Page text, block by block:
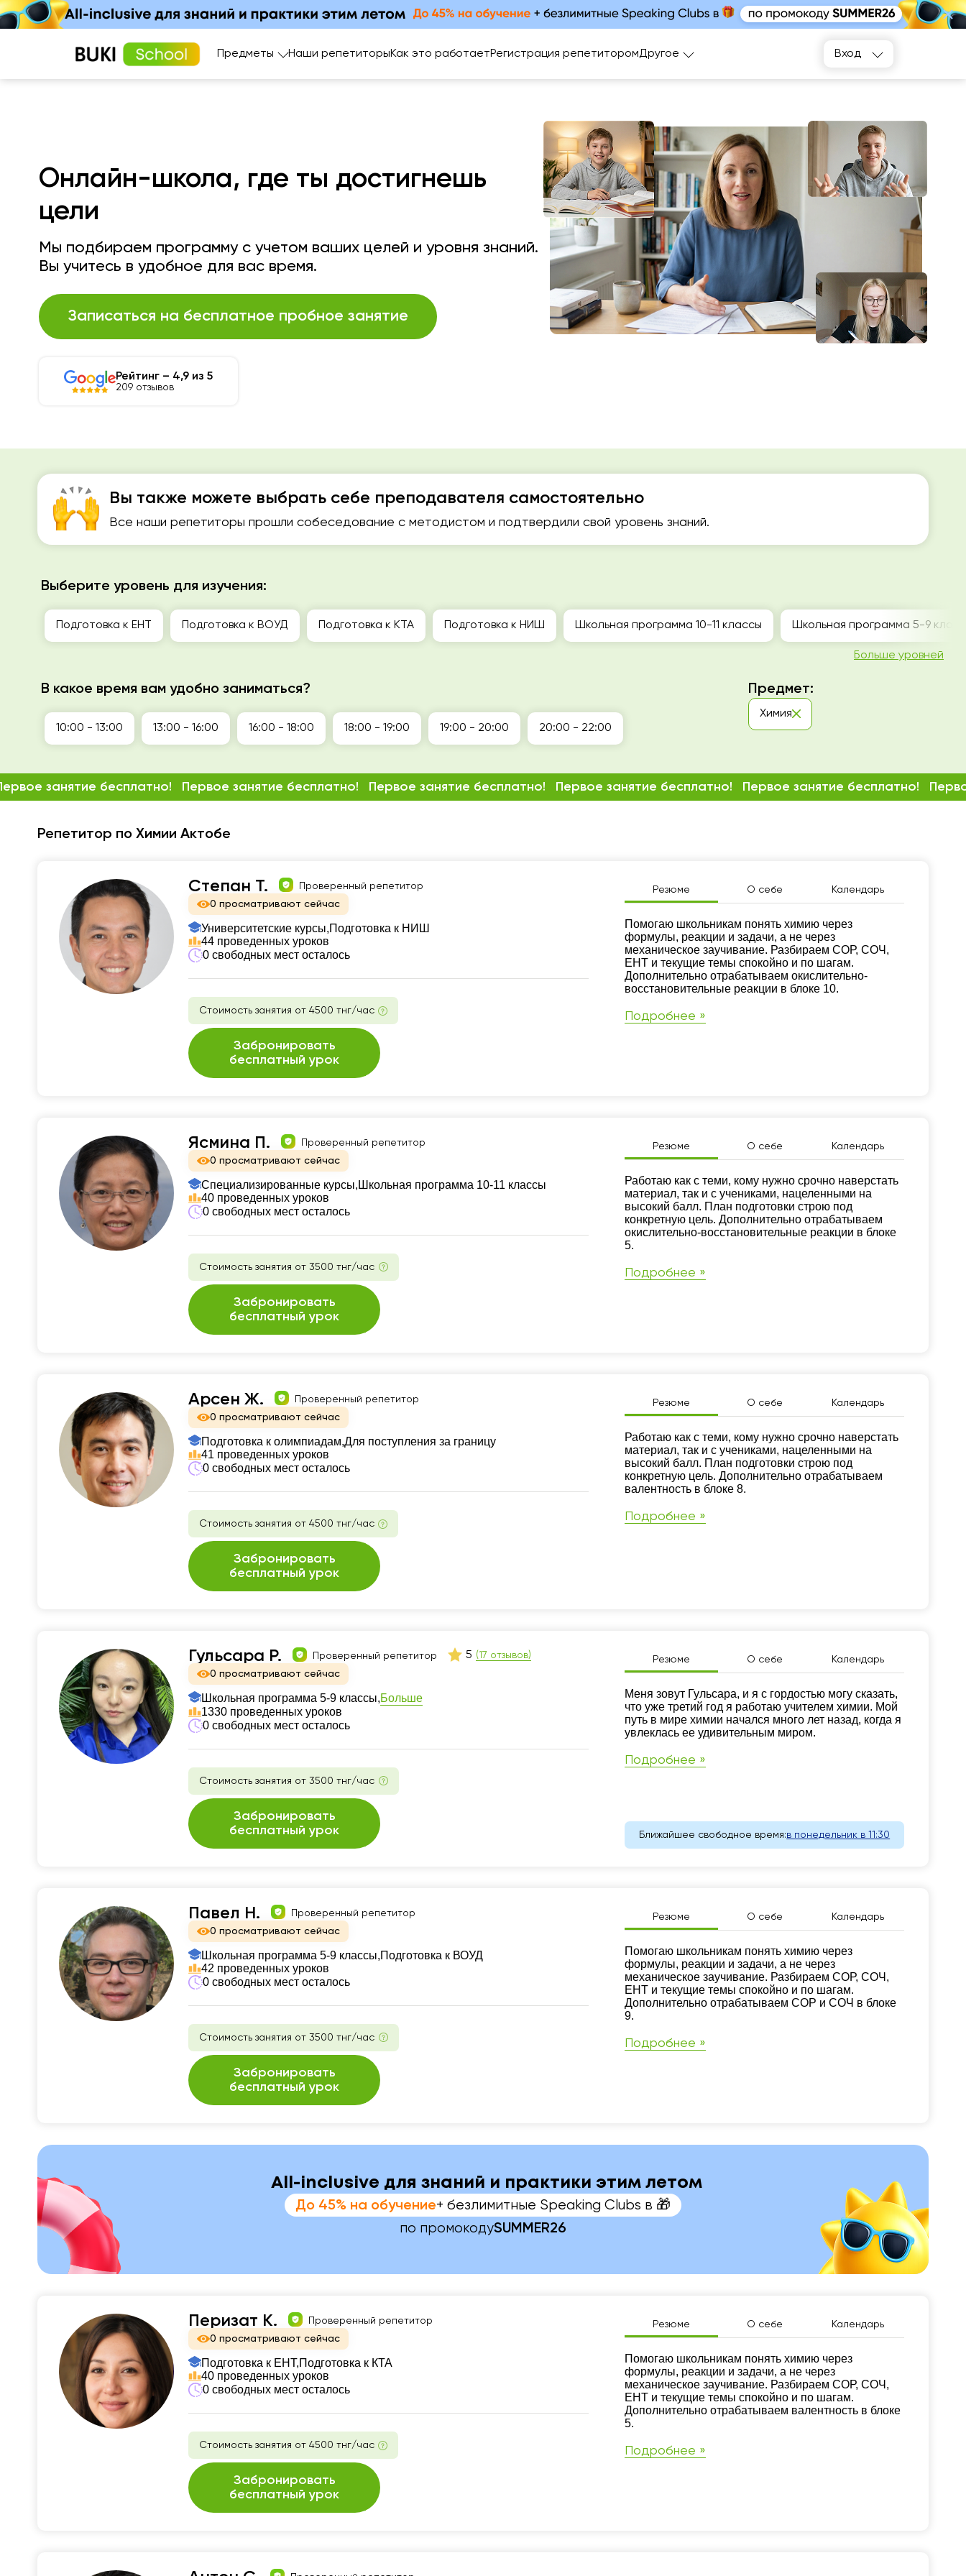
Предметы Наши репетиторыКак это работаетРегистрация репетиторомДругое Вход
Репетитор по Химии Актобе
Степан Т.
Проверенный репетитор
0 просматривают сейчас
Университетские курсы,Подготовка к НИШ
44 проведенных уроков
0 свободных мест осталось
Стоимость занятия от 4500 тнг/час
Забронировать
бесплатный урок
Резюме О себе Календарь
Резюме
Помогаю школьникам понять химию через
формулы, реакции и задачи, а не через
механическое заучивание. Разбираем СОР, СОЧ,
ЕНТ и текущие темы спокойно и по шагам.
Дополнительно отрабатываем окислительно-
восстановительные реакции в блоке 10.
Подробнее »
Ясмина П.
Проверенный репетитор
0 просматривают сейчас
Специализированные курсы, Школьная программа 10-11 классы
40 проведенных уроков
0 свободных мест осталось
Стоимость занятия от 3500 тнг/час
Забронировать
бесплатный урок
Резюме О себе Календарь
Резюме
Работаю как с теми, кому нужно срочно наверстать
материал, так и с учениками, нацеленными на
высокий балл. План подготовки строю под
конкретную цель. Дополнительно отрабатываем
окислительно-восстановительные реакции в блоке
5.
Подробнее »
Арсен Ж.
Проверенный репетитор
0 просматривают сейчас
Подготовка к олимпиадам,Для поступления за границу
41 проведенных уроков
0 свободных мест осталось
Стоимость занятия от 4500 тнг/час
Забронировать
бесплатный урок
Резюме О себе Календарь
Резюме
Работаю как с теми, кому нужно срочно наверстать
материал, так и с учениками, нацеленными на
высокий балл. План подготовки строю под
конкретную цель. Дополнительно отрабатываем
валентность в блоке 8.
Подробнее »
Гульсара Р. Проверенный репетитор 5 (17 отзывов)
0 просматривают сейчас
Школьная программа 5-9 классы,Больше
1330 проведенных уроков
0 свободных мест осталось
Стоимость занятия от 3500 тнг/час
Забронировать
бесплатный урок
Резюме О себе Календарь
Резюме
Меня зовут Гульсара, и я с гордостью могу сказать,
что уже третий год я работаю учителем химии. Мой
путь в мире химии начался много лет назад, когда я
увлеклась ее удивительным миром.
Подробнее »
Ближайшее свободное время:в понедельник в 11:30
Павел Н.
Проверенный репетитор
0 просматривают сейчас
Школьная программа 5-9 классы,Подготовка к ВОУД
42 проведенных уроков
0 свободных мест осталось
Стоимость занятия от 3500 тнг/час
Забронировать
бесплатный урок
Резюме О себе Календарь
Резюме
Помогаю школьникам понять химию через
формулы, реакции и задачи, а не через
механическое заучивание. Разбираем СОР, СОЧ,
ЕНТ и текущие темы спокойно и по шагам.
Дополнительно отрабатываем СОР и СОЧ в блоке
9.
Подробнее »
All-inclusive для знаний и практики этим летом
До 45% на обучение+ безлимитные Speaking Clubs в 🎁
по промокодуSUMMER26
Перизат К.
Проверенный репетитор
0 просматривают сейчас
Подготовка к ЕНТ,Подготовка к КТА
40 проведенных уроков
0 свободных мест осталось
Стоимость занятия от 4500 тнг/час
Забронировать
бесплатный урок
Резюме О себе Календарь
Резюме
Помогаю школьникам понять химию через
формулы, реакции и задачи, а не через
механическое заучивание. Разбираем СОР, СОЧ,
ЕНТ и текущие темы спокойно и по шагам.
Дополнительно отрабатываем валентность в блоке
5.
Подробнее »
занятие бесплатно! Первое занятие бесплатно! Первое занятие бесплатно! Первое занятие бесплатно! Первое занятие бесплатно!
Вы также можете выбрать себе преподавателя самостоятельно
Все наши репетиторы прошли собеседование с методистом и подтвердили свой уровень знаний.
Выберите уровень для изучения:
Подготовка к ЕНТ Подготовка к ВОУД Подготовка к КТА Подготовка к НИШ Школьная программа 10-11 классы Школьная программа 5-9
Больше уровней
В какое время вам удобно заниматься?
10:00 - 13:00 13:00 - 16:00 16:00 - 18:00 18:00 - 19:00 19:00 - 20:00 20:00 - 22:00
Предмет:
Химия
Онлайн-школа, где ты достигнешь
цели
Мы подбираем программу с учетом ваших целей и уровня знаний.
Вы учитесь в удобное для вас время.
Записаться на бесплатное пробное занятие
Рейтинг – 4,9 из 5
209 отзывов
Подобрать